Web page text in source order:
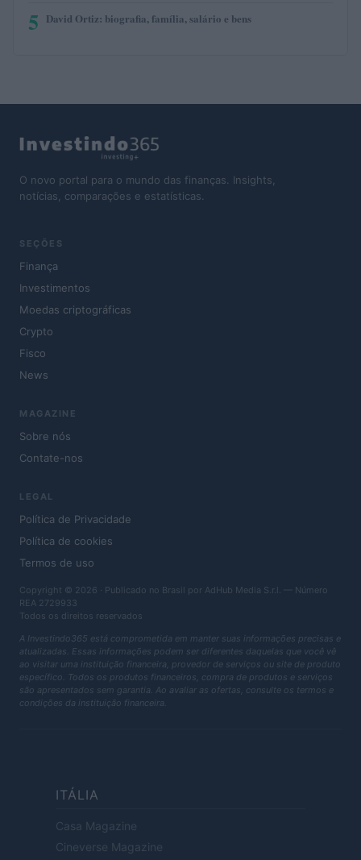
5 David Ortiz: biografia, família, salário e bens
O novo portal para o mundo das finanças. Insights,
notícias, comparações e estatísticas.
SEÇÕES
Finança
Investimentos
Moedas criptográficas
Crypto
Fisco
News
MAGAZINE
Sobre nós
Contate-nos
LEGAL
Política de Privacidade
Política de cookies
Termos de uso
Copyright © 2026 · Publicado no Brasil por AdHub Media S.r.l. — Número
REA 2729933
Todos os direitos reservados
A Investindo365 está comprometida em manter suas informações precisas e
atualizadas. Essas informações podem ser diferentes daquelas que você vê
ao visitar uma instituição financeira, provedor de serviços ou site de produto
específico. Todos os produtos financeiros, compra de produtos e serviços
são apresentados sem garantia. Ao avaliar as ofertas, consulte os termos e
condições da instituição financeira.
ITÁLIA
Casa Magazine
Cineverse Magazine